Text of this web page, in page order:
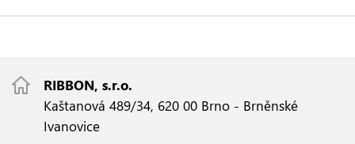
RIBBON, s.r.o.
Kaštanová 489/34, 620 00 Brno - Brněnské
Ivanovice